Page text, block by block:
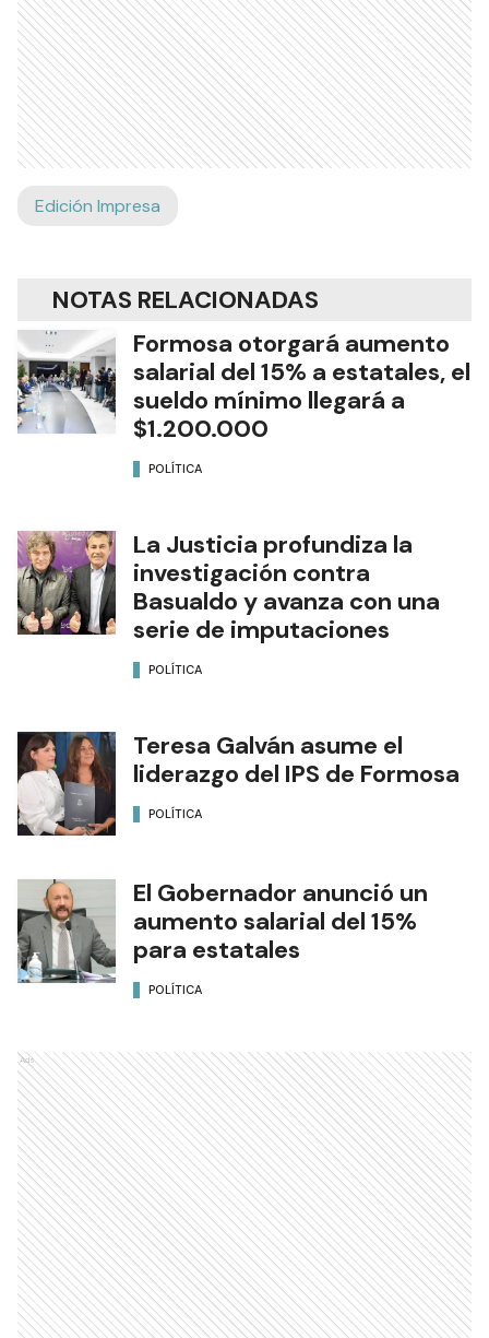
Edición Impresa
NOTAS RELACIONADAS
Formosa otorgará aumento
salarial del 15% a estatales, el
sueldo mínimo llegará a
$1.200.000
POLÍTICA
La Justicia profundiza la
investigación contra
Basualdo y avanza con una
serie de imputaciones
POLÍTICA
Teresa Galván asume el
liderazgo del IPS de Formosa
POLÍTICA
El Gobernador anunció un
aumento salarial del 15%
para estatales
POLÍTICA
Ads